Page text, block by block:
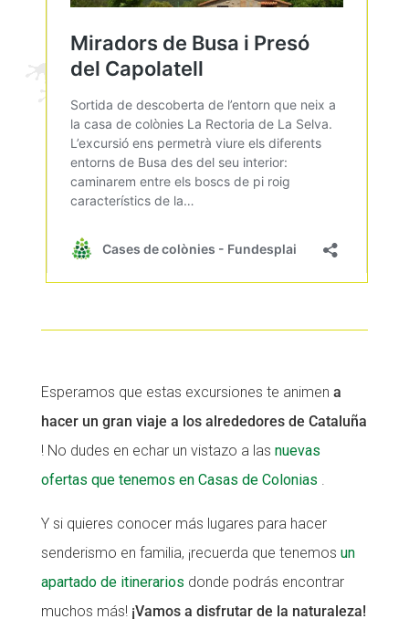
Esperamos que estas excursiones te animen a
hacer un gran viaje a los alrededores de Cataluña
! No dudes en echar un vistazo a las nuevas
ofertas que tenemos en Casas de Colonias .
Y si quieres conocer más lugares para hacer
senderismo en familia, ¡recuerda que tenemos un
apartado de itinerarios donde podrás encontrar
muchos más! ¡Vamos a disfrutar de la naturaleza!